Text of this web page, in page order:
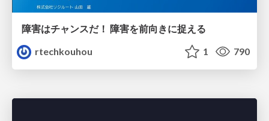
障害はチャンスだ！ 障害を前向きに捉える
rtechkouhou
1 790